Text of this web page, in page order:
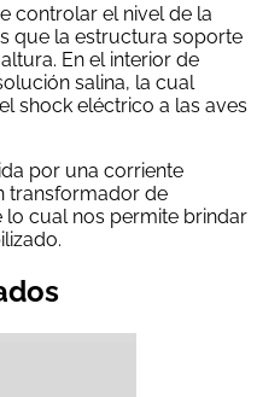
controlar el nivel de la
que la estructura soporte
En el interior de
salina, la cual
shock eléctrico a las aves
por una corriente
transformador de
lo cual nos permite brindar